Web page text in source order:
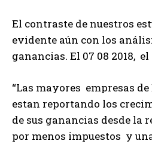
El contraste de nuestros
evidente aún con los
ganancias. El 07 08 2018,
“Las mayores empresas
estan reportando los
de sus ganancias desde la
por menos impuestos y